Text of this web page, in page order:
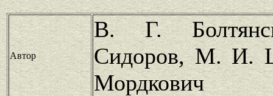
Автор
В. Г.
Сидоров, М. И.
Мордкович